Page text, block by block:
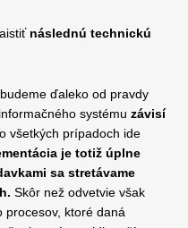
následnú technickú
ďaleko od pravdy
systému závisí
všetkých prípadoch ide
je totiž úplne
sa stretávame
Skôr než odvetvie však
procesov, ktoré daná